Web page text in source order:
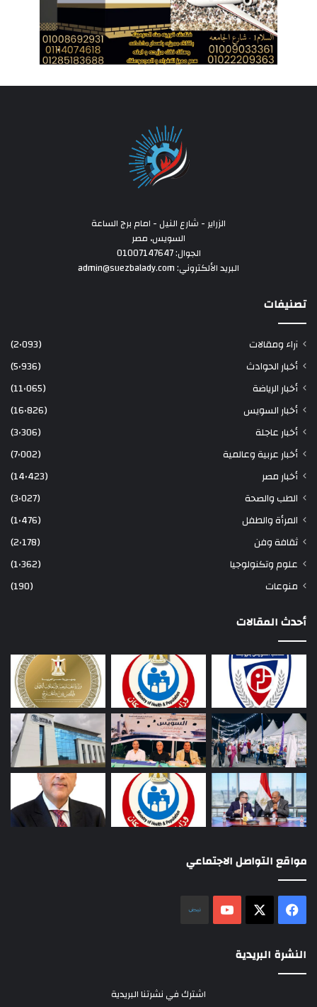
الزراير - شارع النيل - امام برج الساعة
السويس، مصر
الجوال: 01007147647
البريد الألكتروني: admin@suezbalady.com
تصنيفات
آراء ومقالات
(2٬093)
أخبار الحوادث
(5٬936)
أخبار الرياضة
(11٬065)
أخبار السويس
(16٬826)
أخبار عاجلة
(3٬306)
أخبار عربية وعالمية
(7٬002)
أخبار مصر
(14٬423)
الطب والصحة
(3٬027)
المرأة والطفل
(1٬476)
ثقافة وفن
(2٬178)
علوم وتكنولوجيا
(1٬362)
منوعات
(190)
أحدث المقالات
مواقع التواصل الاجتماعي
فيسبوك ‫YouTube
النشرة البريدية
اشترك في نشرتنا البريدية